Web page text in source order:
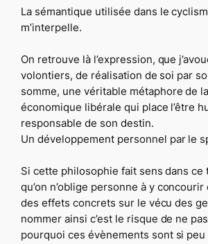
La sémantique utilisée dans le
m’interpelle.
On retrouve là l’expression, que
volontiers, de réalisation de soi par
somme, une véritable métaphore de
économique libérale qui place l’être
responsable de son destin.
Un développement personnel par le
Si cette philosophie fait sens dans ce
qu’on n’oblige personne à y
des effets concrets sur le vécu des
nommer ainsi c’est le risque de ne
pourquoi ces évènements sont si